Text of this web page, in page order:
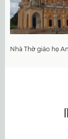
Nhà Thờ giáo họ